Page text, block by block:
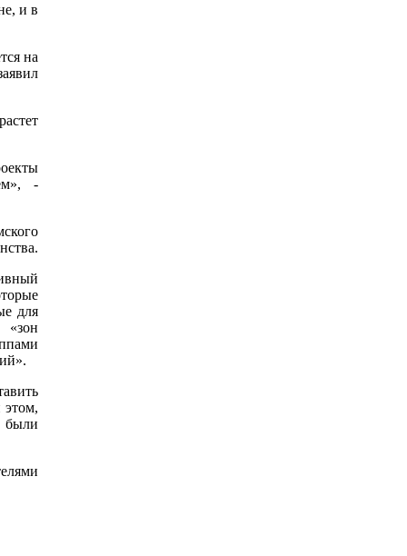
и в
на
-
для
«зон
этом,
были